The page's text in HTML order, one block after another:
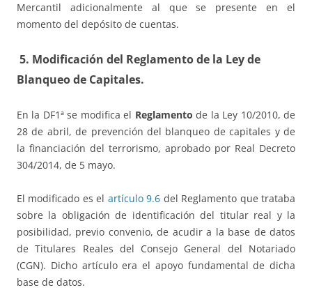
Mercantil adicionalmente al que se presente en el
momento del depósito de cuentas.
5. Modificación del Reglamento de la Ley de
Blanqueo de Capitales.
En la DF1ª se modifica el Reglamento de la Ley 10/2010, de
28 de abril, de prevención del blanqueo de capitales y de
la financiación del terrorismo, aprobado por Real Decreto
304/2014, de 5 mayo.
El modificado es el artículo 9.6 del Reglamento que trataba
sobre la obligación de identificación del titular real y la
posibilidad, previo convenio, de acudir a la base de datos
de Titulares Reales del Consejo General del Notariado
(CGN). Dicho artículo era el apoyo fundamental de dicha
base de datos.